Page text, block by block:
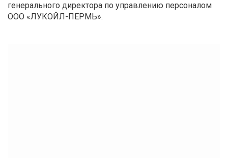
генерального директора по управлению персоналом
ООО «ЛУКОЙЛ-ПЕРМЬ».